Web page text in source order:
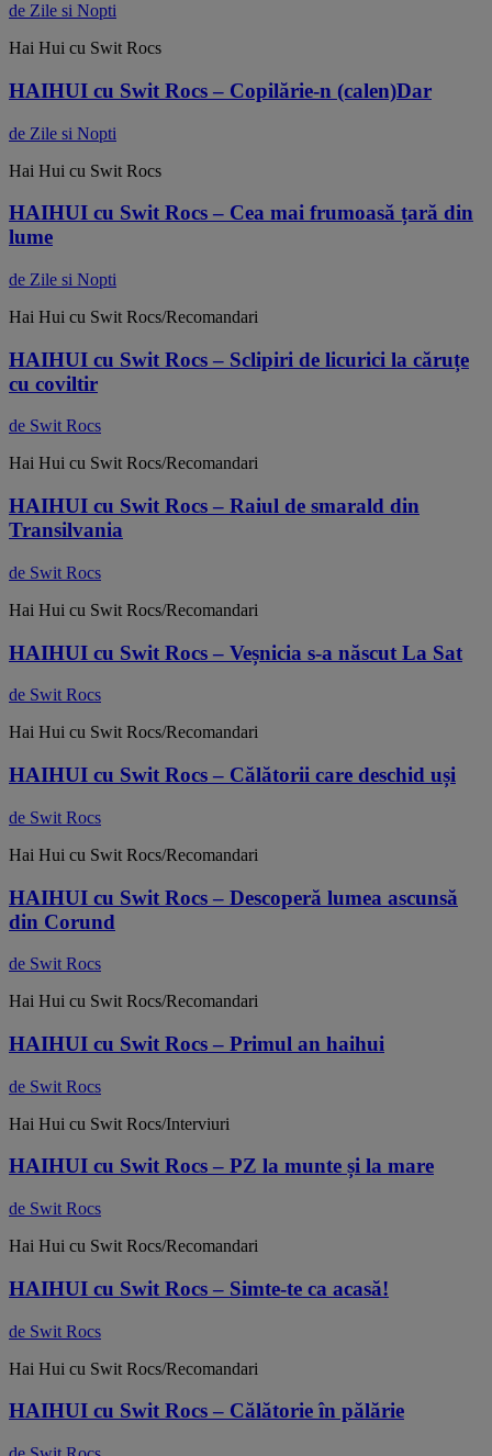
de Zile si Nopti
Hai Hui cu Swit Rocs
HAIHUI cu Swit Rocs – Copilărie-n (calen)Dar
de Zile si Nopti
Hai Hui cu Swit Rocs
HAIHUI cu Swit Rocs – Cea mai frumoasă țară din
lume
de Zile si Nopti
Hai Hui cu Swit Rocs/Recomandari
HAIHUI cu Swit Rocs – Sclipiri de licurici la căruțe
cu coviltir
de Swit Rocs
Hai Hui cu Swit Rocs/Recomandari
HAIHUI cu Swit Rocs – Raiul de smarald din
Transilvania
de Swit Rocs
Hai Hui cu Swit Rocs/Recomandari
HAIHUI cu Swit Rocs – Veșnicia s-a născut La Sat
de Swit Rocs
Hai Hui cu Swit Rocs/Recomandari
HAIHUI cu Swit Rocs – Călătorii care deschid uși
de Swit Rocs
Hai Hui cu Swit Rocs/Recomandari
HAIHUI cu Swit Rocs – Descoperă lumea ascunsă
din Corund
de Swit Rocs
Hai Hui cu Swit Rocs/Recomandari
HAIHUI cu Swit Rocs – Primul an haihui
de Swit Rocs
Hai Hui cu Swit Rocs/Interviuri
HAIHUI cu Swit Rocs – PZ la munte și la mare
de Swit Rocs
Hai Hui cu Swit Rocs/Recomandari
HAIHUI cu Swit Rocs – Simte-te ca acasă!
de Swit Rocs
Hai Hui cu Swit Rocs/Recomandari
HAIHUI cu Swit Rocs – Călătorie în pălărie